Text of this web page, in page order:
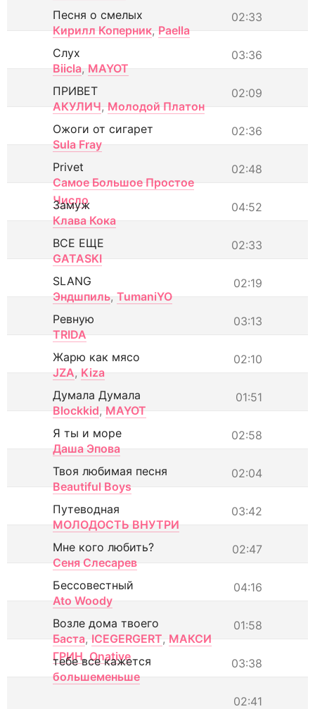
02:33
Песня о смелых
Кирилл Коперник, Paella
03:36
Слух
Biicla, MAYOT
02:09
ПРИВЕТ
АКУЛИЧ, Молодой Платон
02:36
Ожоги от сигарет
Sula Fray
02:48
Privet
Самое Большое Простое
Число
04:52
Замуж
Клава Кока
02:33
ВСЕ ЕЩЕ
GATASKI
02:19
SLANG
Эндшпиль, TumaniYO
03:13
Ревную
TRIDA
02:10
Жарю как мясо
JZA, Kiza
01:51
Думала Думала
Blockkid, MAYOT
02:58
Я ты и море
Даша Эпова
02:04
Твоя любимая песня
Beautiful Boys
03:42
Путеводная
МОЛОДОСТЬ ВНУТРИ
02:47
Мне кого любить?
Сеня Слесарев
04:16
Бессовестный
Ato Woody
01:58
Возле дома твоего
Баста, ICEGERGERT, МАКСИ
ГРИН, Onative 03:38
тебе все кажется
большеменьше
02:41